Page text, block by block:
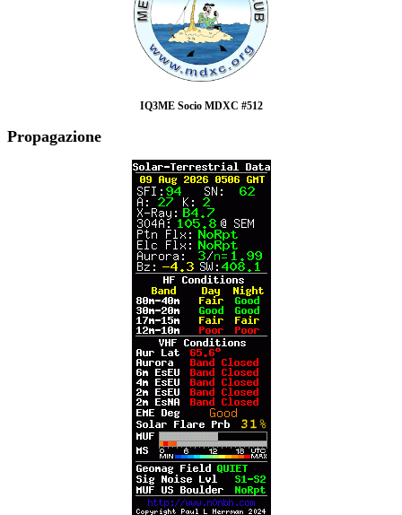
IQ3ME Socio MDXC #512
Propagazione